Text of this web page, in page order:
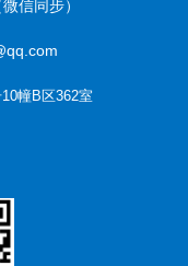
信同步）
幢B区362室